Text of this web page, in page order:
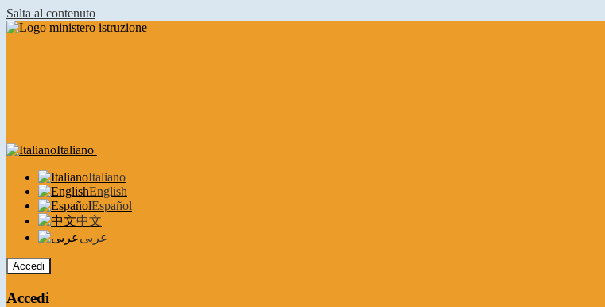
Salta al contenuto
Italiano
Italiano
English
Español
中文
عربى
Accedi
Accedi